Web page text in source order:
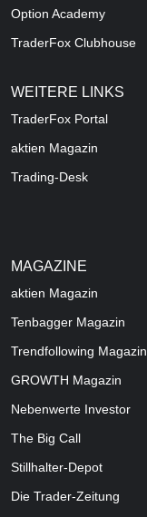
Option Academy
TraderFox Clubhouse
WEITERE LINKS
TraderFox Portal
aktien Magazin
Trading-Desk
MAGAZINE
aktien Magazin
Tenbagger Magazin
Trendfollowing Magazin
GROWTH Magazin
Nebenwerte Investor
The Big Call
Stillhalter-Depot
Die Trader-Zeitung